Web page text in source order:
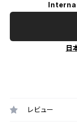
日
レビュー